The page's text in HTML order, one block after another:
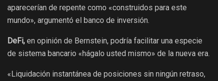
aparecerían de repente como «construidos para este
mundo», argumentó el banco de inversión.
DeFi, en opinión de Bernstein, podría facilitar una especie
de sistema bancario «hágalo usted mismo» de la nueva era.
«Liquidación instantánea de posiciones sin ningún retraso,